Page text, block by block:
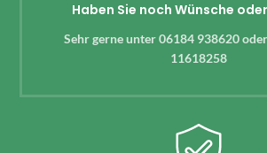
Haben Sie noch Wünsche
Sehr gerne unter 06184 938620
11618258